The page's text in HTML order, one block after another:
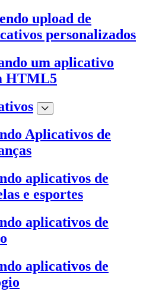
upload de
personalizados
um aplicativo
HTML5
Aplicativos de
aplicativos de
e esportes
aplicativos de
aplicativos de